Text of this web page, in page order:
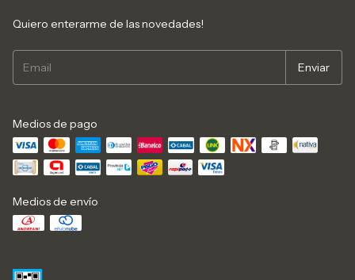
Quiero enterarme de las novedades!
Medios de pago
Medios de envío